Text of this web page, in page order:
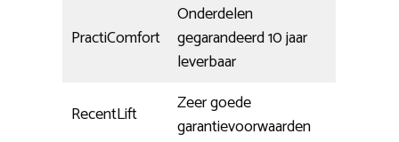
PractiComfort
Onderdelen
gegarandeerd 10 jaar
leverbaar
RecentLift
Zeer goede
garantievoorwaarden